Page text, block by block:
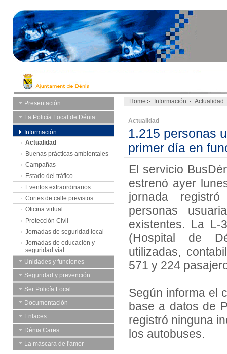
Presentación
La Policía Local de Dénia
Información
Actualidad
Buenas prácticas ambientales
Campañas
Estado del tráfico
Eventos extraordinarios
Cortes de calle previstos
Oficina virtual
Protección Civil
Jornadas de seguridad local
Jornadas de educación y
seguridad vial
Unidades y funciones
Seguridad y prevención
Ser Policía Local
Documentación
Enlaces
Dénia Cares
La màscara de l'amor
Home Información Actualidad
Actualidad
1.215 personas
primer día en
El servicio
estrenó ayer
jornada
personas
existentes. La
(Hospital de
utilizadas,
571 y 224
Según informa el
base a datos de
registró ninguna
los autobuses.